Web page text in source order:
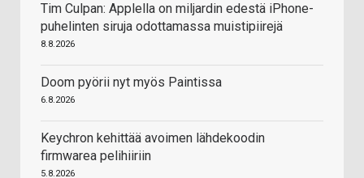
Tim Culpan: Applella on miljardin edestä iPhone-
puhelinten siruja odottamassa muistipiirejä
8.8.2026
Doom pyörii nyt myös Paintissa
6.8.2026
Keychron kehittää avoimen lähdekoodin
firmwarea pelihiiriin
5.8.2026